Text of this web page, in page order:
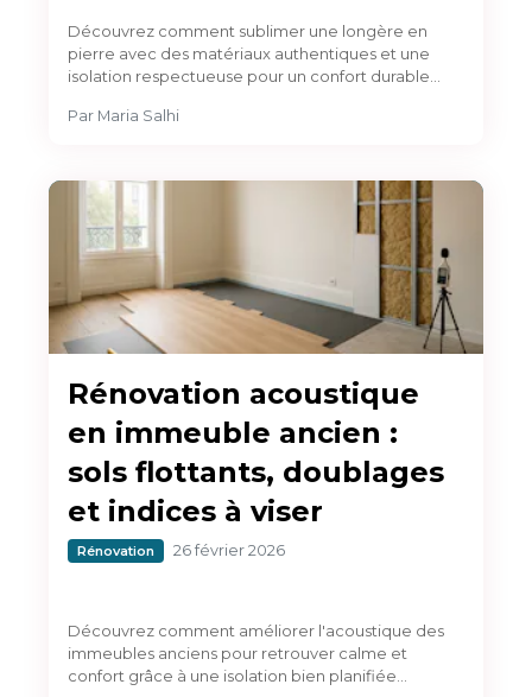
Découvrez comment sublimer une longère en
pierre avec des matériaux authentiques et une
isolation respectueuse pour un confort durable…
Par Maria Salhi
Rénovation acoustique
en immeuble ancien :
sols flottants, doublages
et indices à viser
Rénovation 26 février 2026
Découvrez comment améliorer l'acoustique des
immeubles anciens pour retrouver calme et
confort grâce à une isolation bien planifiée…